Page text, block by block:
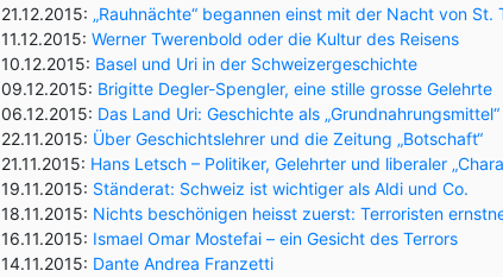
21.12.2015: „Rauhnächte“ begannen einst mit der Nacht von St.
11.12.2015: Werner Twerenbold oder die Kultur des Reisens
10.12.2015: Basel und Uri in der Schweizergeschichte
09.12.2015: Brigitte Degler-Spengler, eine stille grosse Gelehrte
06.12.2015: Das Land Uri: Geschichte als „Grundnahrungsmittel“
22.11.2015: Über Geschichtslehrer und die Zeitung „Botschaft“
21.11.2015: Hans Letsch – Politiker, Gelehrter und liberaler
19.11.2015: Ständerat: Schweiz ist wichtiger als Aldi und Co.
18.11.2015: Nichts beschönigen heisst zuerst: Terroristen
16.11.2015: Ismael Omar Mostefai – ein Gesicht des Terrors
14.11.2015: Dante Andrea Franzetti